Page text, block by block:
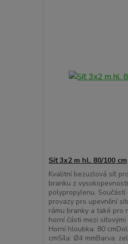
Síť 3x2 m hl. 80/100 cm
Kvalitní bezuzlová síť
branku z
polypropylenu. Součástí
provazy pro upevnění
rámu branky a také pro
horní části mezi síťovými
Horní hloubka: 80
cmSíla: Ø4 mmBarva: